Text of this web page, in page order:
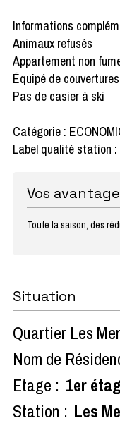
Informations
Animaux refusés
Appartement non
Équipé de couvertures
Pas de casier à ski
Catégorie :
Label qualité station
Vos
Toute la saison, des
Situation
Quartier Les
Nom de
Etage : 1er
Station : Les